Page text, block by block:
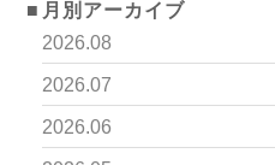
月別アーカイブ
2026.08
2026.07
2026.06